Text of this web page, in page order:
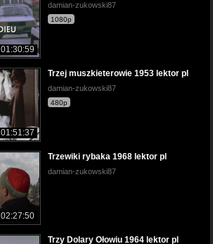
01:30:59
damian-zukowski87
1080p
01:51:37
Trzej muszkieterowie 1953 lektor pl
damian-zukowski87
480p
02:27:50
Trzewiki rybaka 1968 lektor pl
damian-zukowski87
Trzy Dolary Ołowiu 1964 lektor pl